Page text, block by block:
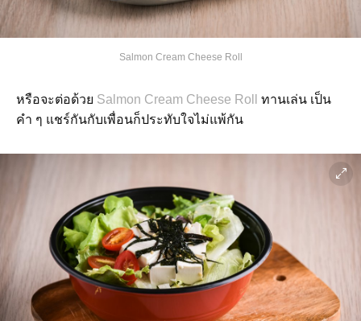
Salmon Cream Cheese Roll
หรือจะต่อด้วย Salmon Cream Cheese Roll ทานเล่น เป็น
คำ ๆ แชร์กันกับเพื่อนก็ประทับใจไม่แพ้กัน